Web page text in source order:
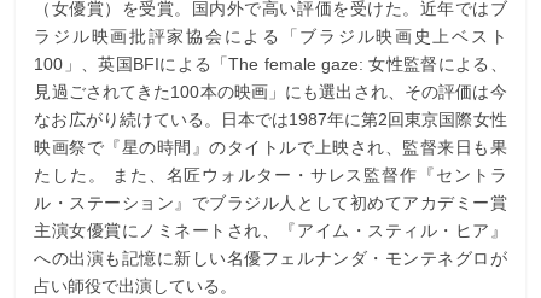
（女優賞）を受賞。国内外で高い評価を受けた。近年ではブ
ラジル映画批評家協会による「ブラジル映画史上ベスト
100」、英国BFIによる「The female gaze: 女性監督による、
見過ごされてきた100本の映画」にも選出され、その評価は今
なお広がり続けている。日本では1987年に第2回東京国際女性
映画祭で『星の時間』のタイトルで上映され、監督来日も果
たした。 また、名匠ウォルター・サレス監督作『セントラ
ル・ステーション』でブラジル人として初めてアカデミー賞
主演女優賞にノミネートされ、『アイム・スティル・ヒア』
への出演も記憶に新しい名優フェルナンダ・モンテネグロが
占い師役で出演している。